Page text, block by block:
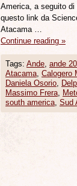
America, a seguito di
questo link da
Atacama …
Continue reading »
Tags: Ande, ande
Atacama, Calogero
Daniela Osorio,
Massimo Frera,
south america, Sud